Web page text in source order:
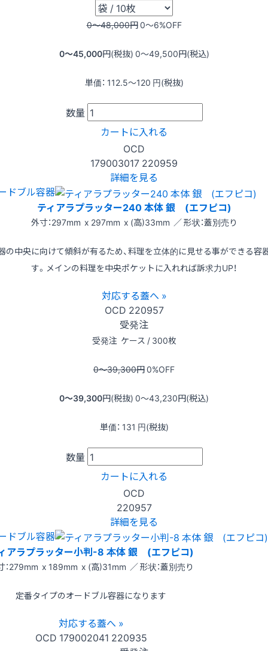
0〜48,000円0〜6%OFF
0〜45,000円(税抜) 0〜49,500円(税込)
単価： 112.5〜120 円(税抜)
数量
カートに入れる
OCD
179003017 220959
詳細を見る
ドブル容器
ティアラプラッター240 本体 銀 (エフピコ)
外寸：297mm x 297mm x (高)33mm ／ 形状：蓋別売り
の中央に向けて傾斜が有るため、料理を立体的に見せる事ができる容
す。メインの料理を中央ポケットに入れれば訴求力UP！
対応する蓋へ »
OCD 220957
受発注
受発注 ケース / 300枚
0〜39,300円0%OFF
0〜39,300円(税抜) 0〜43,230円(税込)
単価： 131 円(税抜)
数量
カートに入れる
OCD
220957
詳細を見る
ドブル容器
アラプラッター小判-8 本体 銀 (エフピコ)
：279mm x 189mm x (高)31mm ／ 形状：蓋別売り
定番タイプのオードブル容器になります
対応する蓋へ »
OCD 179002041 220935